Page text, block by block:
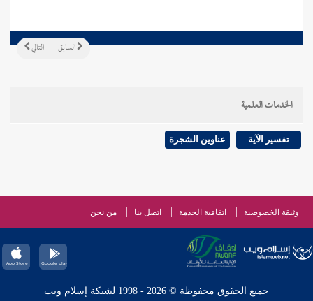
التالي السابق
الخدمات العلمية
تفسير الآية عناوين الشجرة
وثيقة الخصوصية اتفاقية الخدمة اتصل بنا من نحن
جميع الحقوق محفوظة © 2026 - 1998 لشبكة إسلام ويب